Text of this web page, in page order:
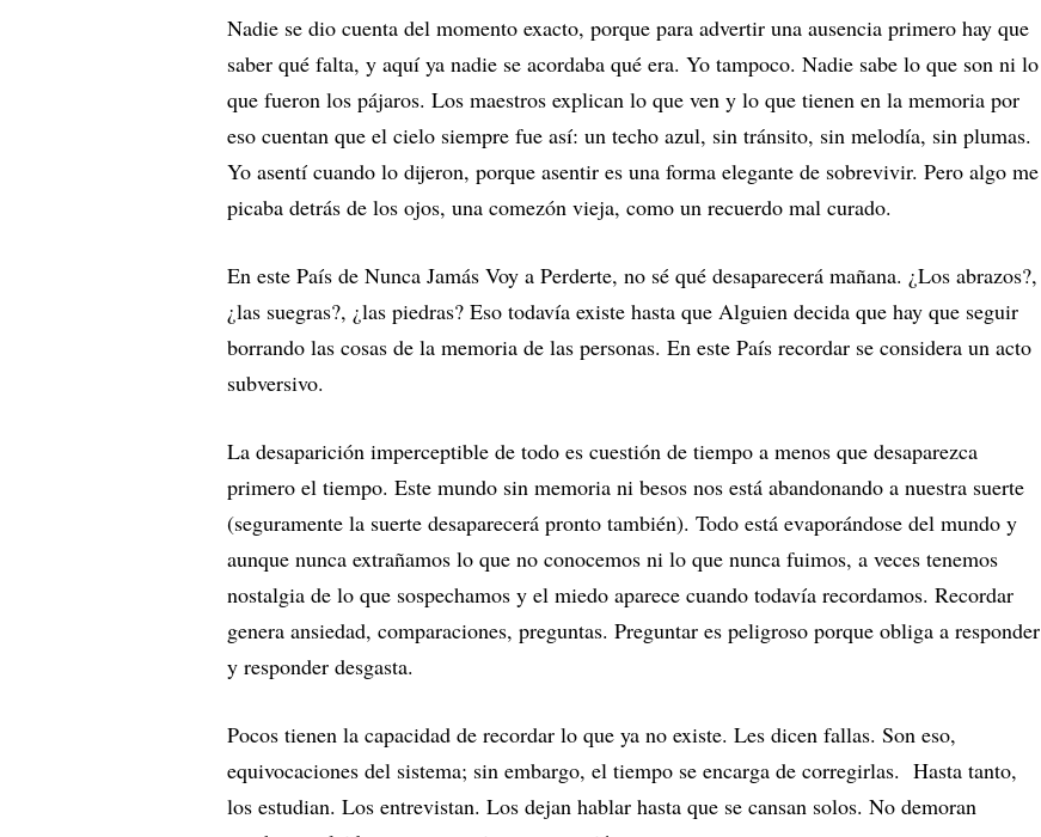
Nadie se dio cuenta del momento exacto, porque para advertir una ausencia primero hay que
saber qué falta, y aquí ya nadie se acordaba qué era. Yo tampoco. Nadie sabe lo que son ni lo
que fueron los pájaros. Los maestros explican lo que ven y lo que tienen en la memoria por
eso cuentan que el cielo siempre fue así: un techo azul, sin tránsito, sin melodía, sin plumas.
Yo asentí cuando lo dijeron, porque asentir es una forma elegante de sobrevivir. Pero algo me
picaba detrás de los ojos, una comezón vieja, como un recuerdo mal curado.
En este País de Nunca Jamás Voy a Perderte, no sé qué desaparecerá mañana. ¿Los abrazos?,
¿las suegras?, ¿las piedras? Eso todavía existe hasta que Alguien decida que hay que seguir
borrando las cosas de la memoria de las personas. En este País recordar se considera un acto
subversivo.
La desaparición imperceptible de todo es cuestión de tiempo a menos que desaparezca
primero el tiempo. Este mundo sin memoria ni besos nos está abandonando a nuestra suerte
(seguramente la suerte desaparecerá pronto también). Todo está evaporándose del mundo y
aunque nunca extrañamos lo que no conocemos ni lo que nunca fuimos, a veces tenemos
nostalgia de lo que sospechamos y el miedo aparece cuando todavía recordamos. Recordar
genera ansiedad, comparaciones, preguntas. Preguntar es peligroso porque obliga a responder
y responder desgasta.
Pocos tienen la capacidad de recordar lo que ya no existe. Les dicen fallas. Son eso,
equivocaciones del sistema; sin embargo, el tiempo se encarga de corregirlas. Hasta tanto,
los estudian. Los entrevistan. Los dejan hablar hasta que se cansan solos. No demoran